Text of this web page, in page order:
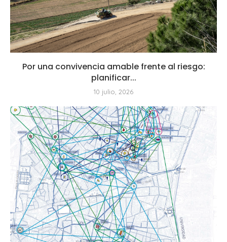
Por una convivencia amable frente al riesgo:
planificar...
10 julio, 2026